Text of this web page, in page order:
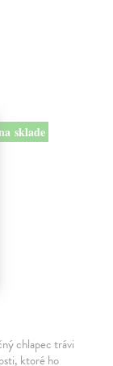
sklade
chlapec trávi
ktoré ho